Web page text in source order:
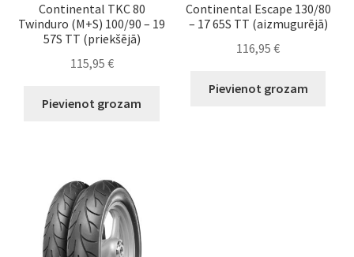
Continental TKC 80
Twinduro (M+S) 100/90 – 19
57S TT (priekšējā)
115,95 €
Pievienot grozam
Continental Escape 130/80
– 17 65S TT (aizmugurējā)
116,95€
Pievienot grozam